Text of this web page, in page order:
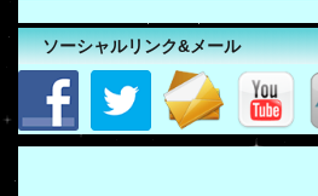
ソーシャルリンク&メール